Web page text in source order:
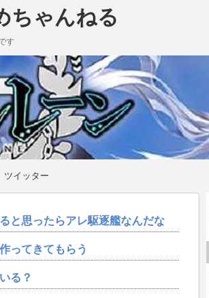
ちゃんねる
す
ツイッター
と思ったらアレ駆逐艦なんだな
ってきてもらう
る？